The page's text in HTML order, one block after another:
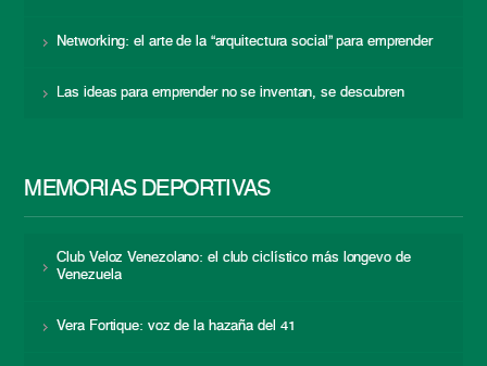
Networking: el arte de la “arquitectura social” para emprender
Las ideas para emprender no se inventan, se descubren
MEMORIAS DEPORTIVAS
Club Veloz Venezolano: el club ciclístico más longevo de
Venezuela
Vera Fortique: voz de la hazaña del 41